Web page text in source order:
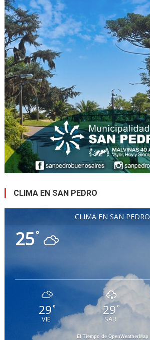
CLIMA EN SAN PEDRO
CLIMA EN SAN PEDRO
25°
29°
VIE
29 °
SAB
El Tiempo de OpenWeatherMap